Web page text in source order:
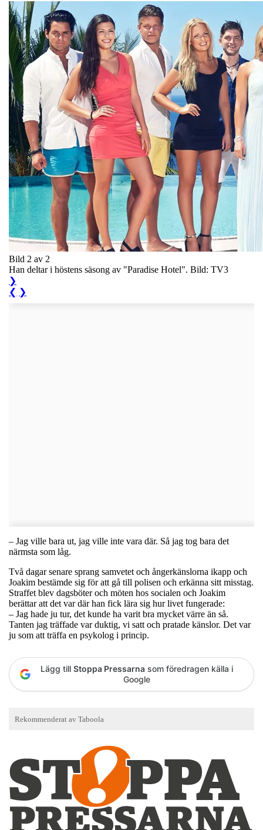
Bild 2 av 2
Han deltar i höstens säsong av "Paradise Hotel". Bild: TV3
❯
❮ ❯
– Jag ville bara ut, jag ville inte vara där. Så jag tog bara det
närmsta som låg.
Två dagar senare sprang samvetet och ångerkänslorna ikapp och
Joakim bestämde sig för att gå till polisen och erkänna sitt misstag.
Straffet blev dagsböter och möten hos socialen och Joakim
berättar att det var där han fick lära sig hur livet fungerade:
– Jag hade ju tur, det kunde ha varit bra mycket värre än så.
Tanten jag träffade var duktig, vi satt och pratade känslor. Det var
ju som att träffa en psykolog i princip.
Lägg till Stoppa Pressarna som föredragen källa i
Google